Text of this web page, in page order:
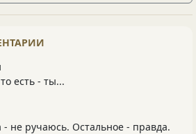
есть - ты...
не ручаюсь. Остальное - правда.